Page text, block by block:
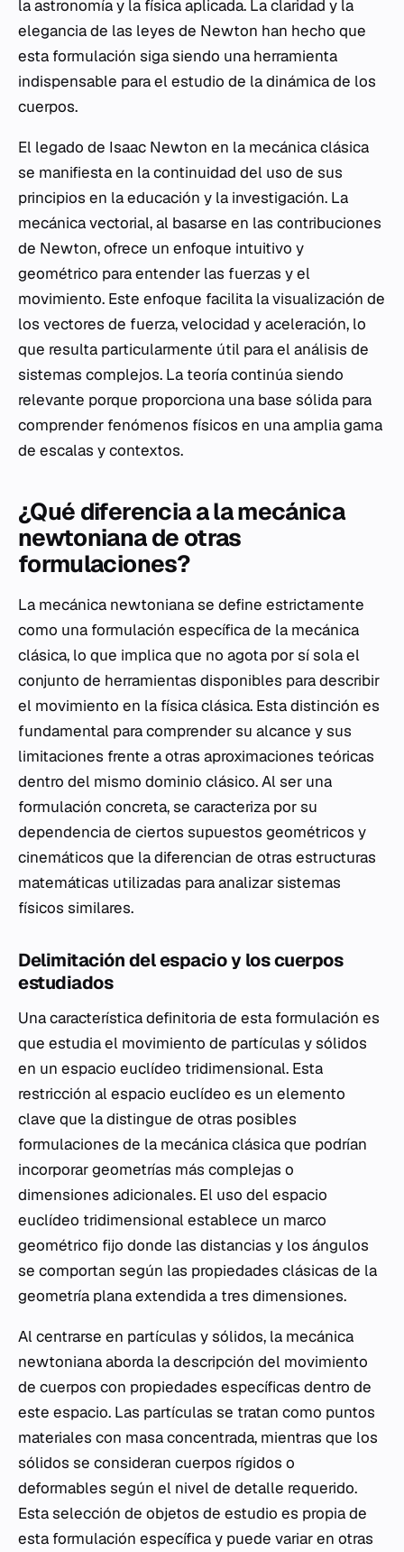
la astronomía y la física aplicada. La claridad y la
elegancia de las leyes de Newton han hecho que
esta formulación siga siendo una herramienta
indispensable para el estudio de la dinámica de los
cuerpos.
El legado de Isaac Newton en la mecánica clásica
se manifiesta en la continuidad del uso de sus
principios en la educación y la investigación. La
mecánica vectorial, al basarse en las contribuciones
de Newton, ofrece un enfoque intuitivo y
geométrico para entender las fuerzas y el
movimiento. Este enfoque facilita la visualización de
los vectores de fuerza, velocidad y aceleración, lo
que resulta particularmente útil para el análisis de
sistemas complejos. La teoría continúa siendo
relevante porque proporciona una base sólida para
comprender fenómenos físicos en una amplia gama
de escalas y contextos.
¿Qué diferencia a la mecánica
newtoniana de otras
formulaciones?
La mecánica newtoniana se define estrictamente
como una formulación específica de la mecánica
clásica, lo que implica que no agota por sí sola el
conjunto de herramientas disponibles para describir
el movimiento en la física clásica. Esta distinción es
fundamental para comprender su alcance y sus
limitaciones frente a otras aproximaciones teóricas
dentro del mismo dominio clásico. Al ser una
formulación concreta, se caracteriza por su
dependencia de ciertos supuestos geométricos y
cinemáticos que la diferencian de otras estructuras
matemáticas utilizadas para analizar sistemas
físicos similares.
Delimitación del espacio y los cuerpos
estudiados
Una característica definitoria de esta formulación es
que estudia el movimiento de partículas y sólidos
en un espacio euclídeo tridimensional. Esta
restricción al espacio euclídeo es un elemento
clave que la distingue de otras posibles
formulaciones de la mecánica clásica que podrían
incorporar geometrías más complejas o
dimensiones adicionales. El uso del espacio
euclídeo tridimensional establece un marco
geométrico fijo donde las distancias y los ángulos
se comportan según las propiedades clásicas de la
geometría plana extendida a tres dimensiones.
Al centrarse en partículas y sólidos, la mecánica
newtoniana aborda la descripción del movimiento
de cuerpos con propiedades específicas dentro de
este espacio. Las partículas se tratan como puntos
materiales con masa concentrada, mientras que los
sólidos se consideran cuerpos rígidos o
deformables según el nivel de detalle requerido.
Esta selección de objetos de estudio es propia de
esta formulación específica y puede variar en otras